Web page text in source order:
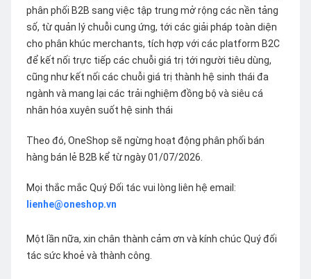
phân phối B2B sang việc tập trung mở rộng các nền tảng
số, từ quản lý chuỗi cung ứng, tới các giải pháp toàn diện
cho phân khúc merchants, tích hợp với các platform B2C
để kết nối trực tiếp các chuỗi giá trị tới người tiêu dùng,
cũng như kết nối các chuỗi giá trị thành hệ sinh thái đa
ngành và mang lại các trải nghiệm đồng bộ và siêu cá
nhân hóa xuyên suốt hệ sinh thái
Theo đó, OneShop sẽ ngừng hoạt động phân phối bán
hàng bán lẻ B2B kể từ ngày 01/07/2026.
Mọi thắc mắc Quý Đối tác vui lòng liên hệ email:
lienhe@oneshop.vn
Một lần nữa, xin chân thành cảm ơn và kính chúc Quý đối
tác sức khoẻ và thành công.